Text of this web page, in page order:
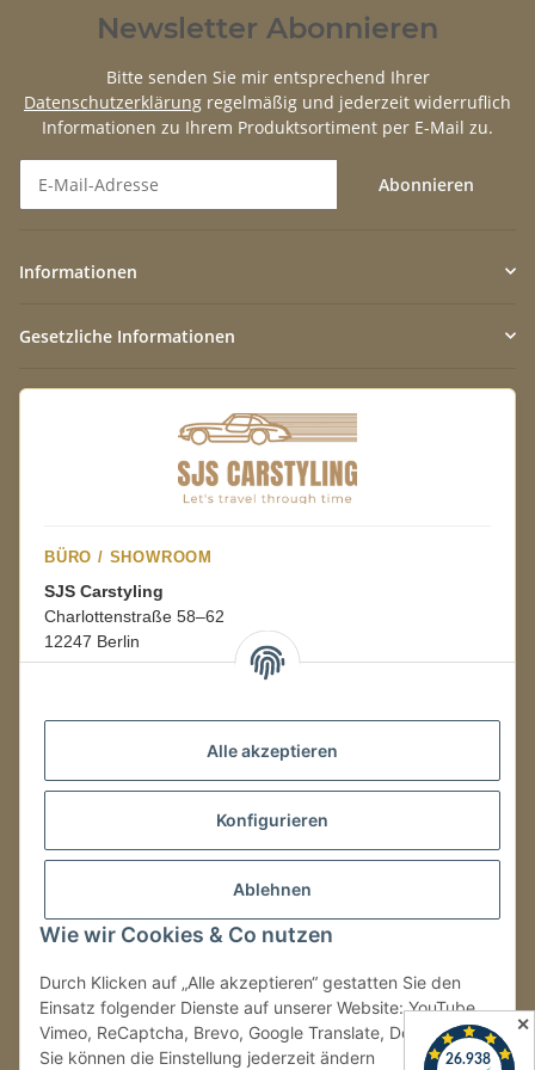
Alle akzeptieren
Konfigurieren
Ablehnen
Wie wir Cookies & Co nutzen
Durch Klicken auf „Alle akzeptieren“ gestatten Sie den
Einsatz folgender Dienste auf unserer Website: YouTube,
Vimeo, ReCaptcha, Brevo, Google Translate, Doofinder.
Sie können die Einstellung jederzeit ändern
Newsletter Abonnieren
Bitte senden Sie mir entsprechend Ihrer
Datenschutzerklärung regelmäßig und jederzeit widerruflich
Informationen zu Ihrem Produktsortiment per E-Mail zu.
Abonnieren
Informationen
Gesetzliche Informationen
BÜRO / SHOWROOM
SJS Carstyling
Charlottenstraße 58–62
12247 Berlin
08:00–16:00 Uhr
LAGER / RETOUREN
Packmonster Fulfillment
SJS Carstyling Lager
Retouren ausschließlich an diese Adresse.
Tel.:+49 (0) 30 36417228
E-Mail:info@sjs-carstyling.com
✕